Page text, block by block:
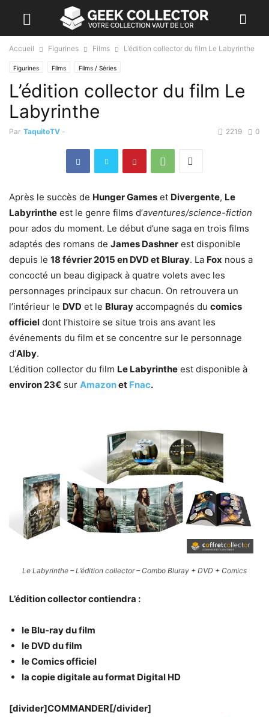
Accueil Figurines Films L’édition collector du film Le Labyrinthe
Figurines Films Films / Séries
L’édition collector du film Le
Labyrinthe
Par TaquitoTV - 0
2219
Après le succès de Hunger Games et Divergente, Le
Labyrinthe est le genre films d’aventures/science-fiction
pour ados du moment. Le début d’une saga en trois films
adaptés des romans de James Dashner est disponible
depuis le 18 février 2015 en DVD et Bluray. La Fox nous a
concocté un beau digipack à quatre volets avec les
personnages principaux sur chacun. On retrouvera un
l’intérieur le DVD et le Bluray accompagnés du comics
officiel dont l’histoire se situe trois ans avant les
événements du film et se concentre sur le personnage
d’Alby.
L’édition collector du film Le Labyrinthe est disponible à
environ 23€ sur Amazonet Fnac.
Le Labyrinthe – L’édition collector – Combo Bluray + DVD + Comics
L’édition collector contiendra :
le Blu-ray du film
le DVD du film
le Comics officiel
la copie digitale au format Digital HD
[divider]COMMANDER[/divider]